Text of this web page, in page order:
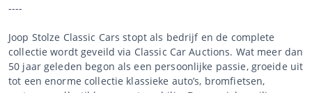
----
Joop Stolze Classic Cars stopt als bedrijf en de complete
collectie wordt geveild via Classic Car Auctions. Wat meer dan
50 jaar geleden begon als een persoonlijke passie, groeide uit
tot een enorme collectie klassieke auto’s, bromfietsen,